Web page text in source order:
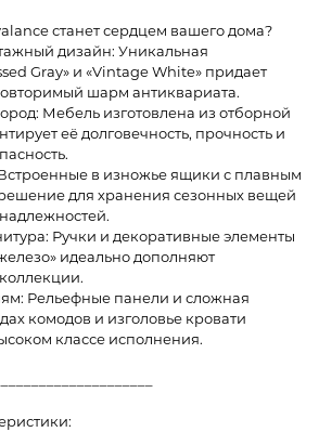
станет сердцем вашего дома?
дизайн: Уникальная
Gray» и «Vintage White» придает
шарм антиквариата.
Мебель изготовлена из отборной
её долговечность, прочность и
в изножье ящики с плавным
для хранения сезонных вещей
Ручки и декоративные элементы
идеально дополняют
Рельефные панели и сложная
комодов и изголовье кровати
классе исполнения.